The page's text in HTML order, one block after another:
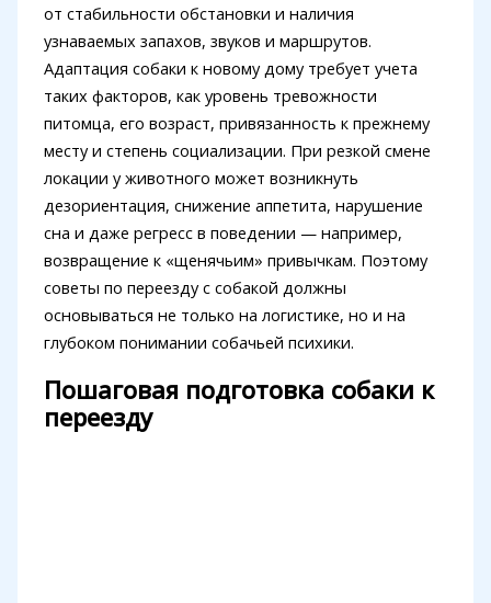
от стабильности обстановки и наличия
узнаваемых запахов, звуков и маршрутов.
Адаптация собаки к новому дому требует учета
таких факторов, как уровень тревожности
питомца, его возраст, привязанность к прежнему
месту и степень социализации. При резкой смене
локации у животного может возникнуть
дезориентация, снижение аппетита, нарушение
сна и даже регресс в поведении — например,
возвращение к «щенячьим» привычкам. Поэтому
советы по переезду с собакой должны
основываться не только на логистике, но и на
глубоком понимании собачьей психики.
Пошаговая подготовка собаки к
переезду